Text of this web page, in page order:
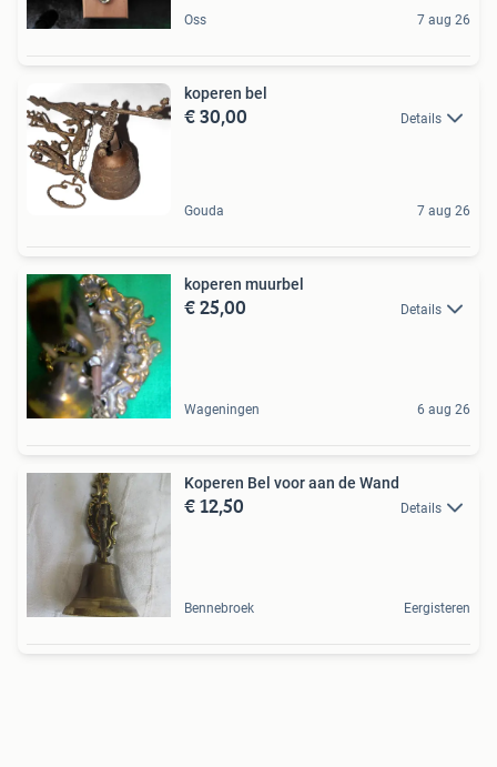
Oss 7 aug 26
koperen bel
€ 30,00 Details
Gouda 7 aug 26
koperen muurbel
€ 25,00 Details
Wageningen 6 aug 26
Koperen Bel voor aan de Wand
€ 12,50 Details
Bennebroek Eergisteren